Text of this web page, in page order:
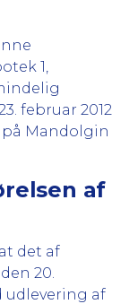
1,
februar 2012
Mandolgin
af
det af
20.
udlevering af